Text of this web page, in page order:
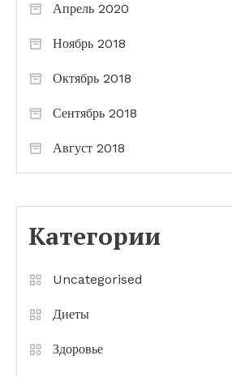
Апрель 2020
Ноябрь 2018
Октябрь 2018
Сентябрь 2018
Август 2018
Категории
Uncategorised
Диеты
Здоровье